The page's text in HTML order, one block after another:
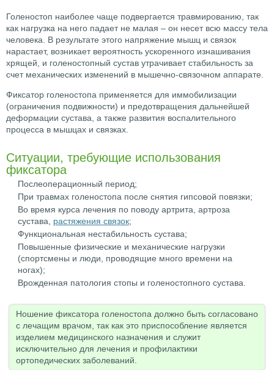
Голеностоп наиболее чаще подвергается травмированию, так
как нагрузка на него падает не малая – он несет всю массу тела
человека. В результате этого напряжение мышц и связок
нарастает, возникает вероятность ускоренного изнашивания
хрящей, и голеностопный сустав утрачивает стабильность за
счет механических изменений в мышечно-связочном аппарате.
Фиксатор голеностопа применяется для иммобилизации
(ограничения подвижности) и предотвращения дальнейшей
деформации сустава, а также развития воспалительного
процесса в мышцах и связках.
Ситуации, требующие использования
фиксатора
Послеоперационный период;
При травмах голеностопа после снятия гипсовой повязки;
Во время курса лечения по поводу артрита, артроза
сустава, растяжения связок;
Функциональная нестабильность сустава;
Повышенные физические и механические нагрузки
(спортсмены и люди, проводящие много времени на
ногах);
Врожденная патология стопы и голеностопного сустава.
Ношение фиксатора голеностопа должно быть согласовано
с лечащим врачом, так как это приспособление является
изделием медицинского назначения и служит
исключительно для лечения и профилактики
ортопедических заболеваний.